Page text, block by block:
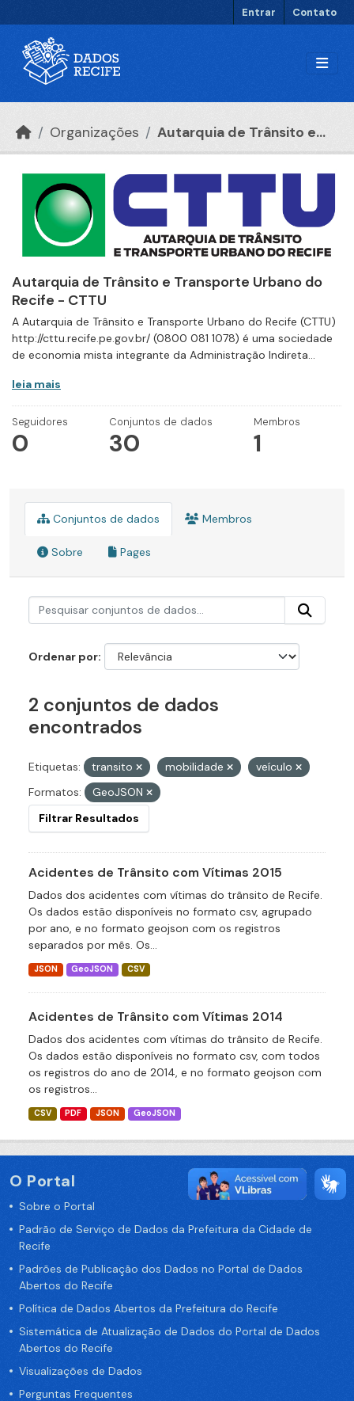
Entrar Contato
Organizações Autarquia de Trânsito e...
Autarquia de Trânsito e Transporte Urbano do
Recife - CTTU
A Autarquia de Trânsito e Transporte Urbano do Recife (CTTU)
http://cttu.recife.pe.gov.br/ (0800 081 1078) é uma sociedade
de economia mista integrante da Administração Indireta...
leia mais
Seguidores
0
Conjuntos de dados
30
Membros
1
Conjuntos de dados Membros
Sobre Pages
Ordenar por
2 conjuntos de dados
encontrados
Etiquetas: transito mobilidade
veículo
Formatos:
GeoJSON
Filtrar Resultados
Acidentes de Trânsito com Vítimas 2015
Dados dos acidentes com vítimas do trânsito de Recife.
Os dados estão disponíveis no formato csv, agrupado
por ano, e no formato geojson com os registros
separados por mês. Os...
JSON GeoJSON CSV
Acidentes de Trânsito com Vítimas 2014
Dados dos acidentes com vítimas do trânsito de Recife.
Os dados estão disponíveis no formato csv, com todos
os registros do ano de 2014, e no formato geojson com
os registros...
CSV PDF JSON GeoJSON
O Portal
Sobre o Portal
Padrão de Serviço de Dados da Prefeitura da Cidade de
Recife
Padrões de Publicação dos Dados no Portal de Dados
Abertos do Recife
Política de Dados Abertos da Prefeitura do Recife
Sistemática de Atualização de Dados do Portal de Dados
Abertos do Recife
Visualizações de Dados
Perguntas Frequentes